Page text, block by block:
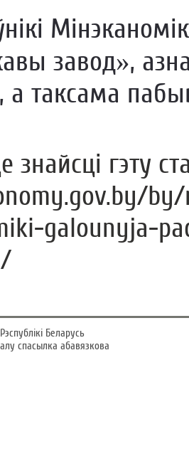
завод»,
а таксама
гэту
galounyja-
Беларусь
спасылка абавязкова